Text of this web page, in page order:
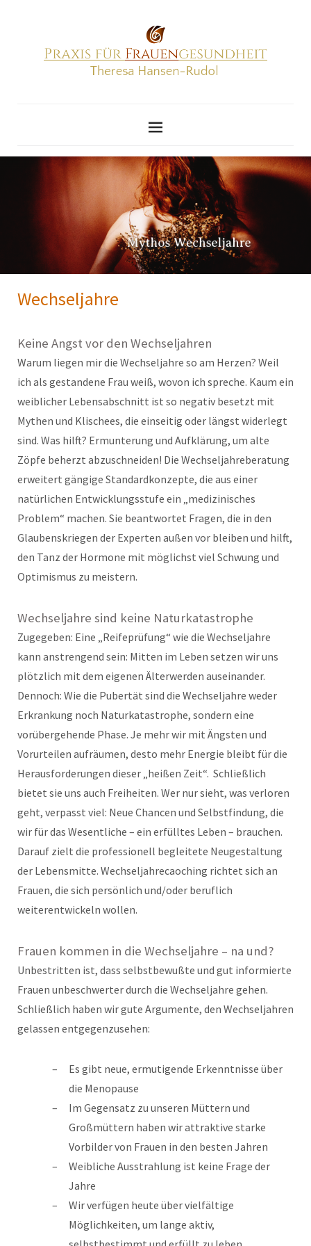
Wechseljahre
Keine Angst vor den Wechseljahren
Warum liegen mir die Wechseljahre so am Herzen? Weil
ich als gestandene Frau weiß, wovon ich spreche. Kaum ein
weiblicher Lebensabschnitt ist so negativ besetzt mit
Mythen und Klischees, die einseitig oder längst widerlegt
sind. Was hilft? Ermunterung und Aufklärung, um alte
Zöpfe beherzt abzuschneiden! Die Wechseljahreberatung
erweitert gängige Standardkonzepte, die aus einer
natürlichen Entwicklungsstufe ein „medizinisches
Problem“ machen. Sie beantwortet Fragen, die in den
Glaubenskriegen der Experten außen vor bleiben und hilft,
den Tanz der Hormone mit möglichst viel Schwung und
Optimismus zu meistern.
Wechseljahre sind keine Naturkatastrophe
Zugegeben: Eine „Reifeprüfung“ wie die Wechseljahre
kann anstrengend sein: Mitten im Leben setzen wir uns
plötzlich mit dem eigenen Älterwerden auseinander.
Dennoch: Wie die Pubertät sind die Wechseljahre weder
Erkrankung noch Naturkatastrophe, sondern eine
vorübergehende Phase. Je mehr wir mit Ängsten und
Vorurteilen aufräumen, desto mehr Energie bleibt für die
Herausforderungen dieser „heißen Zeit“. Schließlich
bietet sie uns auch Freiheiten. Wer nur sieht, was verloren
geht, verpasst viel: Neue Chancen und Selbstfindung, die
wir für das Wesentliche – ein erfülltes Leben – brauchen.
Darauf zielt die professionell begleitete Neugestaltung
der Lebensmitte. Wechseljahrecaoching richtet sich an
Frauen, die sich persönlich und/oder beruflich
weiterentwickeln wollen.
Frauen kommen in die Wechseljahre – na und?
Unbestritten ist, dass selbstbewußte und gut informierte
Frauen unbeschwerter durch die Wechseljahre gehen.
Schließlich haben wir gute Argumente, den Wechseljahren
gelassen entgegenzusehen:
Es gibt neue, ermutigende Erkenntnisse über
die Menopause
Im Gegensatz zu unseren Müttern und
Großmüttern haben wir attraktive starke
Vorbilder von Frauen in den besten Jahren
Weibliche Ausstrahlung ist keine Frage der
Jahre
Wir verfügen heute über vielfältige
Möglichkeiten, um lange aktiv,